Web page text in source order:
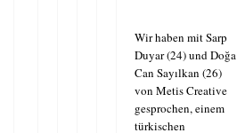
Wir haben mit Sarp
Duyar (24) und Doğa
Can Sayılkan (26)
von Metis Creative
gesprochen, einem
türkischen